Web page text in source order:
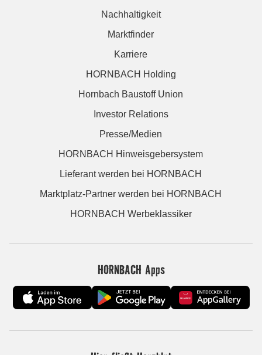
Nachhaltigkeit
Marktfinder
Karriere
HORNBACH Holding
Hornbach Baustoff Union
Investor Relations
Presse/Medien
HORNBACH Hinweisgebersystem
Lieferant werden bei HORNBACH
Marktplatz-Partner werden bei HORNBACH
HORNBACH Werbeklassiker
HORNBACH Apps